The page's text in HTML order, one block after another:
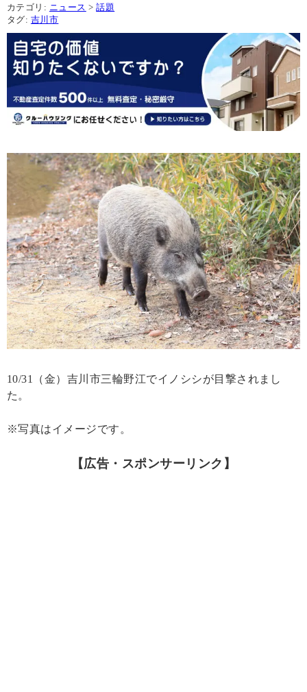
カテゴリ: ニュース >話題
タグ: 吉川市
10/31（金）吉川市三輪野江でイノシシが目撃されまし
た。
※写真はイメージです。
【広告・スポンサーリンク】